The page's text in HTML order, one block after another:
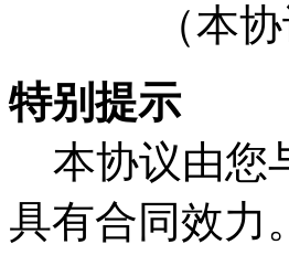
（本
特别提示
本协议由您
具有合同效力